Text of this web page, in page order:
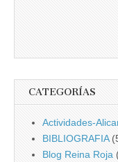
CATEGORÍAS
Actividades-
BIBLIOGRAFIA
Blog Reina Roja